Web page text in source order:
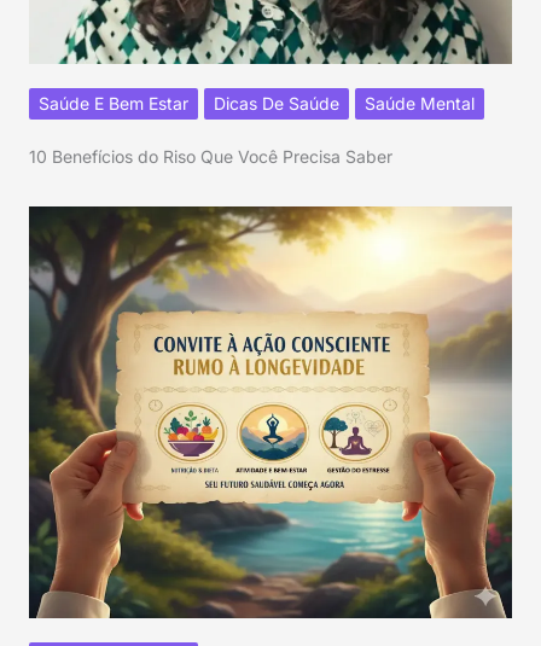
Saúde E Bem Estar Dicas De Saúde Saúde Mental
10 Benefícios do Riso Que Você Precisa Saber